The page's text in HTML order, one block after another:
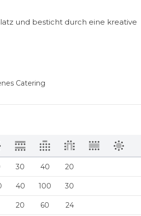
und besticht durch eine kreative
Catering
30 40 20
40 100 30
20 60 24